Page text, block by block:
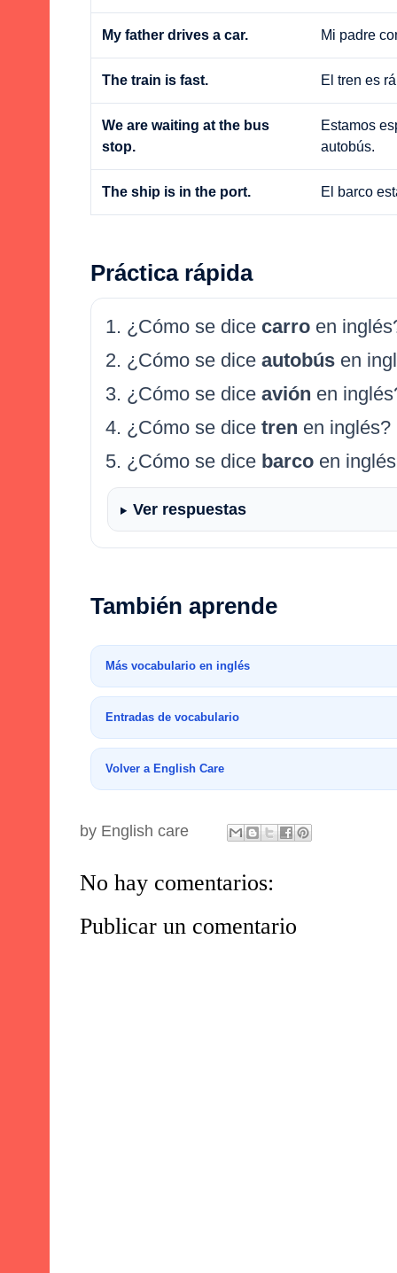
My father drives a car. Mi padre
The train is fast. El tren es
We are waiting at the bus
stop.
Estamos
autobús.
The ship is in the port. El barco
Práctica rápida
¿Cómo se dice carro en
¿Cómo se dice autobús en
¿Cómo se dice avión en
¿Cómo se dice tren en inglés?
¿Cómo se dice barco en
Ver respuestas
También aprende
Más vocabulario en inglés
Entradas de vocabulario
Volver a English Care
by English care
No hay comentarios:
Publicar un comentario